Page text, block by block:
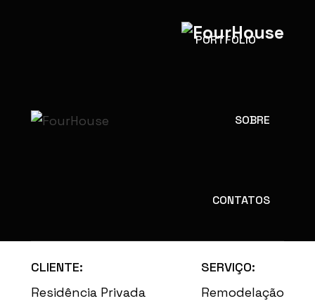
PORTFOLIO
SOBRE
CONTATOS
MORADIA CACÉM
CLIENTE:
Residência Privada
SERVIÇO:
Remodelação